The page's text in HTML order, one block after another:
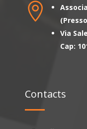

Via
Cap:
Contacts